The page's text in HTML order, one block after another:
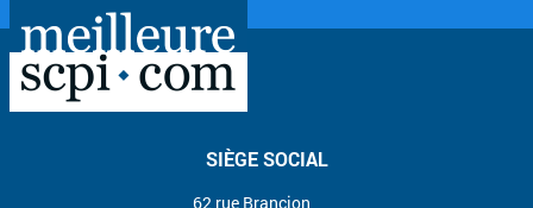
SIÈGE SOCIAL
62 rue Brancion